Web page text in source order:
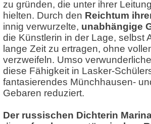
zu gründen, die unter ihrer
hielten. Durch den Reichtum
innig verwurzelte, unabhängige
die Künstlerin in der Lage, selbst
lange Zeit zu ertragen, ohne
verzweifeln. Umso
diese Fähigkeit in Lasker-
fantasierendes Münchhausen-
Gebaren reduziert.
Der russischen Dichterin